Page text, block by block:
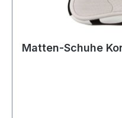
Matten-Schuhe